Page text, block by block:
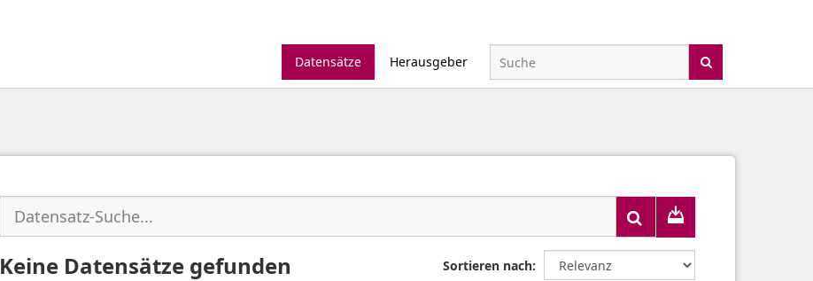
Datensätze
Herausgeber
Sortieren nach
Keine Datensätze gefunden